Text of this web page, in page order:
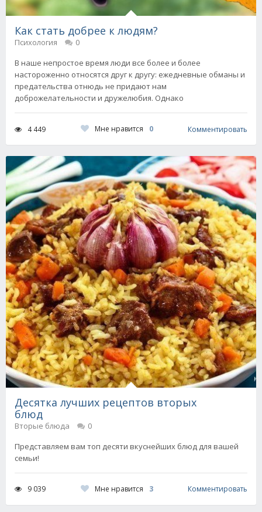
Как стать добрее к людям?
Психология
0
В наше непростое время люди все более и более
настороженно относятся друг к другу: ежедневные обманы и
предательства отнюдь не придают нам
доброжелательности и дружелюбия. Однако
4 449 Мне нравится 0 Комментировать
Десятка лучших рецептов вторых
блюд
Вторые блюда
0
Представляем вам топ десяти вкуснейших блюд для вашей
семьи!
9 039 Мне нравится 3 Комментировать